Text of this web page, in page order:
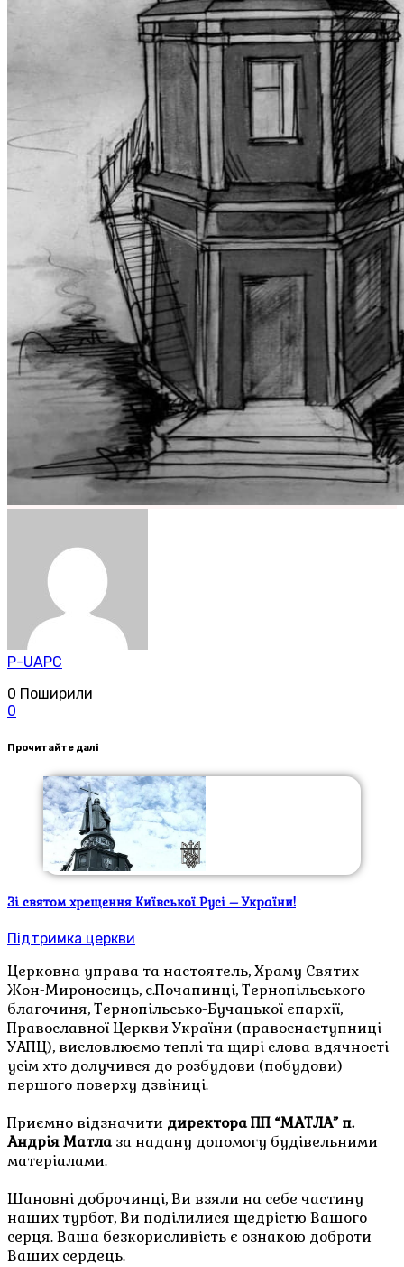
P-UAPC
0 Поширили
0
Прочитайте далі
Зі святом хрещення Київської Русі – України!
Підтримка церкви
Церковна управа та настоятель, Храму Святих
Жон-Мироносиць, с.Почапинці, Тернопільського
благочиня, Тернопільсько-Бучацької єпархії,
Православної Церкви України (правоснаступниці
УАПЦ), висловлюємо теплі та щирі слова вдячності
усім хто долучився до розбудови (побудови)
першого поверху дзвіниці.
Приємно відзначити директора ПП “МАТЛА” п.
Андрія Матла за надану допомогу будівельними
матеріалами.
Шановні доброчинці, Ви взяли на себе частину
наших турбот, Ви поділилися щедрістю Вашого
серця. Ваша безкорисливість є ознакою доброти
Ваших сердець.